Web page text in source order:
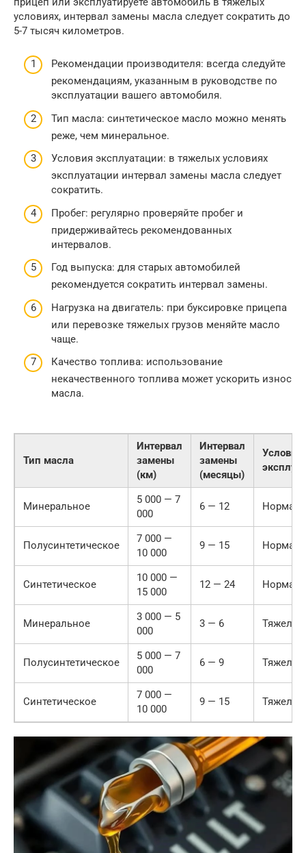
условиях, интервал замены масла следует сократить до
5-7 тысяч километров.
Рекомендации производителя: всегда следуйте
рекомендациям, указанным в руководстве по
эксплуатации вашего автомобиля.
Тип масла: синтетическое масло можно менять
реже, чем минеральное.
Условия эксплуатации: в тяжелых условиях
эксплуатации интервал замены масла следует
сократить.
Пробег: регулярно проверяйте пробег и
придерживайтесь рекомендованных
интервалов.
Год выпуска: для старых автомобилей
рекомендуется сократить интервал замены.
Нагрузка на двигатель: при буксировке прицепа
или перевозке тяжелых грузов меняйте масло
чаще.
Качество топлива: использование
некачественного топлива может ускорить износ
масла.
Тип масла
Интервал
замены
(км)
Интервал
замены
(месяцы)
Условия
Минеральное
5 000 — 7
000
6 — 12
Полусинтетическое
7 000 —
10 000
9 — 15
Синтетическое
10 000 —
15 000
12 — 24
Минеральное
3 000 — 5
000
3 — 6 Тяжелые
Полусинтетическое
5 000 — 7
000
6 — 9 Тяжелые
Синтетическое
7 000 —
10 000
9 — 15 Тяжелые